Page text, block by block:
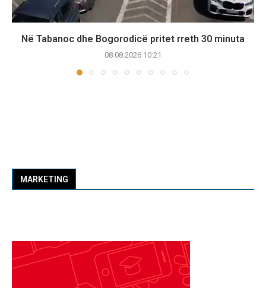
Në Tabanoc dhe Bogorodicë pritet rreth 30 minuta
08.08.2026 10:21
MARKETING